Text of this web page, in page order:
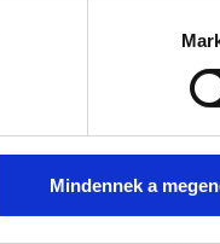
Mindennek a